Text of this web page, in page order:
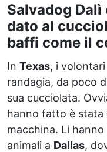
Salvadog
dato al
baffi come il
In Texas, i
randagia, da poco
sua cucciolata.
hanno fatto è stata
macchina. Li
animali a Dallas,